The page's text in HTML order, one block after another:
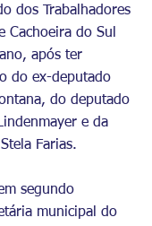
dos Trabalhadores
Cachoeira do Sul
após ter
do ex-deputado
do deputado
e da
Farias.
segundo
municipal do